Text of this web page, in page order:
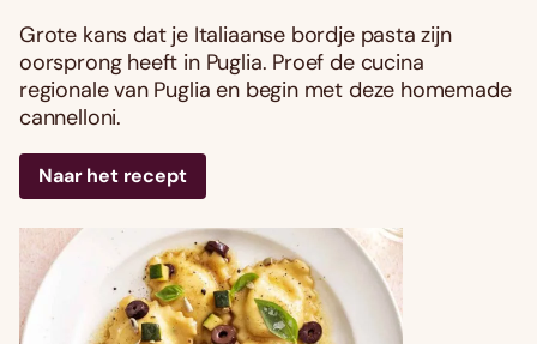
Grote kans dat je Italiaanse bordje pasta zijn
oorsprong heeft in Puglia. Proef de cucina
regionale van Puglia en begin met deze homemade
cannelloni.
Naar het recept